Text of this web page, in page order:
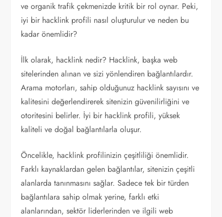
ve organik trafik çekmenizde kritik bir rol oynar. Peki,
iyi bir hacklink profili nasıl oluşturulur ve neden bu
kadar önemlidir?
İlk olarak, hacklink nedir? Hacklink, başka web
sitelerinden alınan ve sizi yönlendiren bağlantılardır.
Arama motorları, sahip olduğunuz hacklink sayısını ve
kalitesini değerlendirerek sitenizin güvenilirliğini ve
otoritesini belirler. İyi bir hacklink profili, yüksek
kaliteli ve doğal bağlantılarla oluşur.
Öncelikle, hacklink profilinizin çeşitliliği önemlidir.
Farklı kaynaklardan gelen bağlantılar, sitenizin çeşitli
alanlarda tanınmasını sağlar. Sadece tek bir türden
bağlantılara sahip olmak yerine, farklı etki
alanlarından, sektör liderlerinden ve ilgili web